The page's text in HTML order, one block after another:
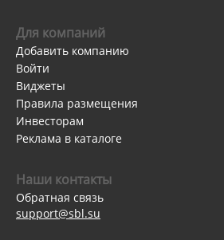
Для компаний
Добавить компанию
Войти
Виджеты
Правила размещения
Инвесторам
Реклама в каталоге
Наши контакты
Обратная связь
support@sbl.su